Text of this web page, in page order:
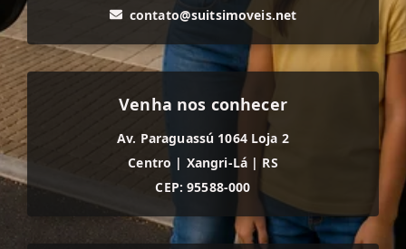
contato@suitsimoveis.net
Venha nos conhecer
Av. Paraguassú 1064 Loja 2
Centro | Xangri-Lá | RS
CEP: 95588-000